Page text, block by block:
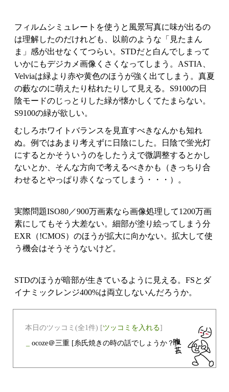
フィルムシミュレートを使うと風景写真に味が出るの
は理解したのだけれども、以前のような「見たまん
ま」感が出せなくてつらい。STDだと白んでしまって
いかにもデジカメ画像くさくなってしまう。ASTIA、
Velviaは緑より赤や黄色のほうが強く出てしまう。真夏
の藪なのに萌えたり枯れたりして見える。S9100の日
陰モードのじっとりした緑が懐かしくてたまらない。
S9100の緑が欲しい。
むしろホワイトバランスを見直すべきなんかも知れ
ぬ。例ではあまり考えずに日陰にした。日陰で蛍光灯
にするとかそういうのをしたうえで微調整するとかし
ないとか、そんな方向で考えるべきかも（きっちり合
わせるとやっぱり赤くなってしまう・・・）。
実際問題ISO80／900万画素なら画像処理して1200万画
素にしてもそう大差ない。細部が塗り絵ってしまう分
EXR（!CMOS）のほうが拡大に向かない。拡大して使
う機会はそうそうないけど。
STDのほうが暗部が生きているように見える。FSとダ
イナミックレンジ400%は両立しないんだろうか。
本日のツッコミ(全1件) [ツッコミを入れる]
ocoze＠三重 [糸氏焼きの時の話でしょうか？]